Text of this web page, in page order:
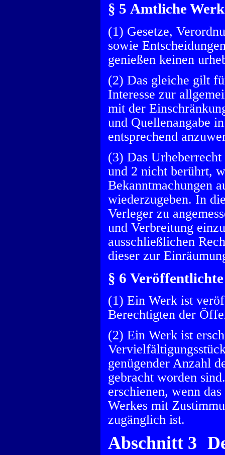
§ 5 Amtliche
(1) Gesetze,
sowie
genießen keinen
(2) Das gleiche gilt
Interesse zur
mit der
und Quellenangabe
entsprechend
(3) Das
und 2 nicht berührt,
Bekanntmachungen
wiederzugeben. In
Verleger zu
und Verbreitung
ausschließlichen
dieser zur
§ 6
(1) Ein Werk ist
Berechtigten der
(2) Ein Werk ist
genügender Anzahl
gebracht worden
erschienen, wenn
Werkes mit
zugänglich ist.
Abschnitt 3